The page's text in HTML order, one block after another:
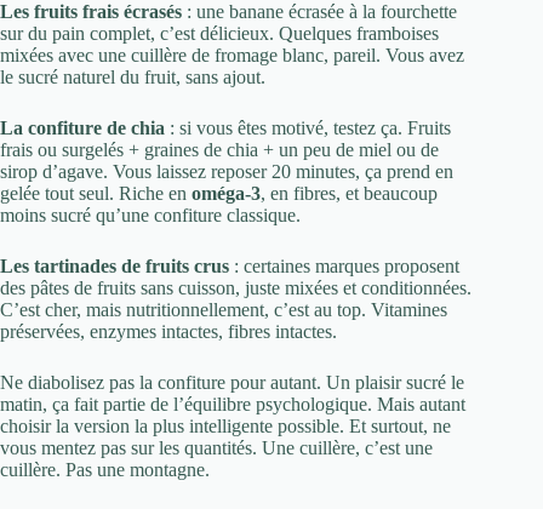
Les fruits frais écrasés : une banane écrasée à la fourchette
sur du pain complet, c’est délicieux. Quelques framboises
mixées avec une cuillère de fromage blanc, pareil. Vous avez
le sucré naturel du fruit, sans ajout.
La confiture de chia : si vous êtes motivé, testez ça. Fruits
frais ou surgelés + graines de chia + un peu de miel ou de
sirop d’agave. Vous laissez reposer 20 minutes, ça prend en
gelée tout seul. Riche en oméga-3, en fibres, et beaucoup
moins sucré qu’une confiture classique.
Les tartinades de fruits crus : certaines marques proposent
des pâtes de fruits sans cuisson, juste mixées et conditionnées.
C’est cher, mais nutritionnellement, c’est au top. Vitamines
préservées, enzymes intactes, fibres intactes.
Ne diabolisez pas la confiture pour autant. Un plaisir sucré le
matin, ça fait partie de l’équilibre psychologique. Mais autant
choisir la version la plus intelligente possible. Et surtout, ne
vous mentez pas sur les quantités. Une cuillère, c’est une
cuillère. Pas une montagne.